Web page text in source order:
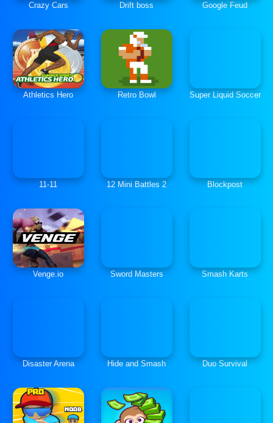
Crazy Cars Drift boss Google Feud
Athletics Hero Retro Bowl Super Liquid Soccer
11-11 12 Mini Battles 2 Blockpost
Venge.io Sword Masters Smash Karts
Disaster Arena Hide and Smash Duo Survival